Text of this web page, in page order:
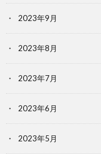
2023年9月
2023年8月
2023年7月
2023年6月
2023年5月